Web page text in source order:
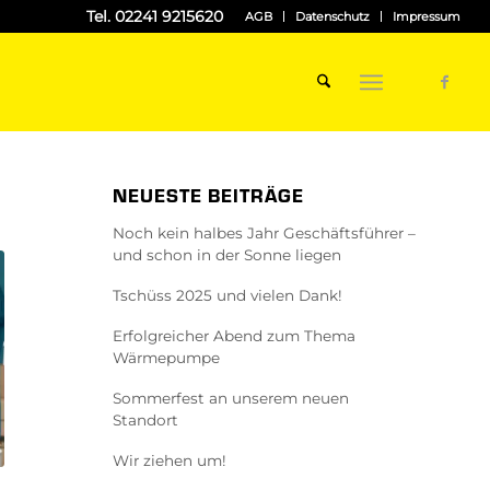
AGB Datenschutz Impressum
Tel. 02241 9215620
NEUESTE BEITRÄGE
Noch kein halbes Jahr Geschäftsführer –
und schon in der Sonne liegen
Tschüss 2025 und vielen Dank!
Erfolgreicher Abend zum Thema
Wärmepumpe
Sommerfest an unserem neuen
Standort
Wir ziehen um!